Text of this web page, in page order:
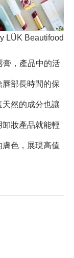
LÜK Beautifood
膏，產品中的活
部長時間的保
然的成分也讓
妝產品就能輕
色，展現高值